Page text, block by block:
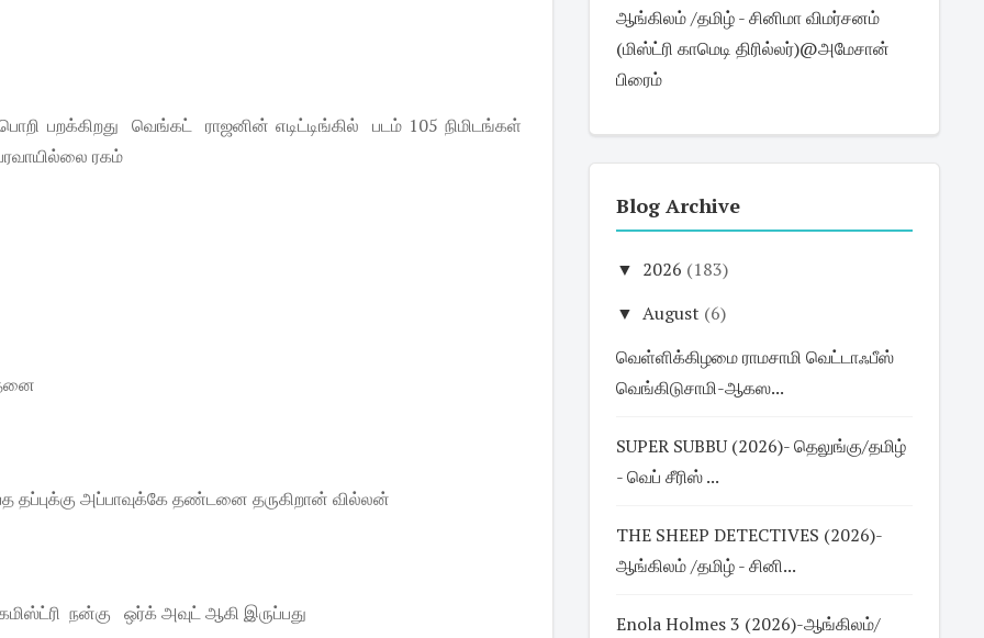
பறக்கிறது வெங்கட் ராஜனின் எடிட்டிங்கில் படம் 105 நிமிடங்கள்
ரகம்
அப்பாவுக்கே தண்டனை தருகிறான் வில்லன்
நன்கு ஒர்க் அவுட் ஆகி இருப்பது
ஆங்கிலம் /தமிழ் - சினிமா விமர்சனம்
(மிஸ்ட்ரி காமெடி திரில்லர்)@அமேசான்
பிரைம்
Blog Archive
▼ 2026 (183)
▼ August (6)
வெள்ளிக்கிழமை ராமசாமி வெட்டாஃபீஸ்
வெங்கிடுசாமி-ஆகஸ...
SUPER SUBBU (2026)- தெலுங்கு/தமிழ்
- வெப் சீரிஸ் ...
THE SHEEP DETECTIVES (2026)-
ஆங்கிலம் /தமிழ் - சினி...
Enola Holmes 3 (2026)-ஆங்கிலம்/